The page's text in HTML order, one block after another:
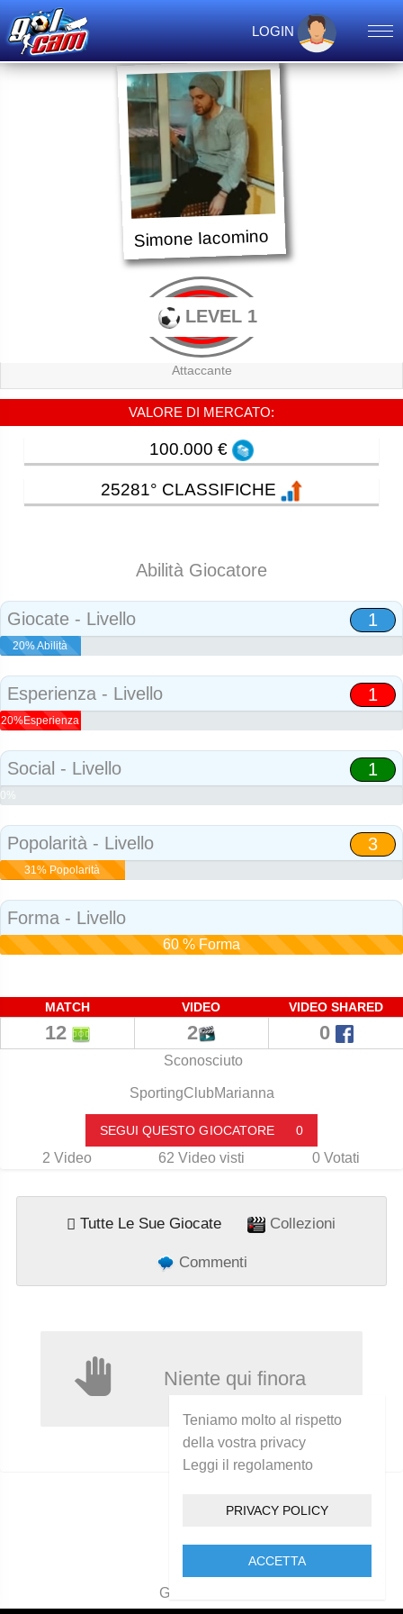
LOGIN
Simone Iacomino
LEVEL 1
Attaccante
VALORE DI MERCATO:
100.000 €
25281° CLASSIFICHE
Abilità Giocatore
Giocate - Livello 1
20% Abilità
Esperienza - Livello 1
20%Esperienza
Social - Livello 1
0%
Popolarità - Livello 3
31% Popolarità
Forma - Livello
60 % Forma
MATCH VIDEO VIDEO SHARED
12 2 0
Sconosciuto
SportingClubMarianna
SEGUI QUESTO GIOCATORE 0
2 Video 62 Video visti 0 Votati
Tutte Le Sue Giocate Collezioni
Commenti
Niente qui finora
Teniamo molto al rispetto
della vostra privacy
Leggi il regolamento
PRIVACY POLICY
ACCETTA
Golcam 2021